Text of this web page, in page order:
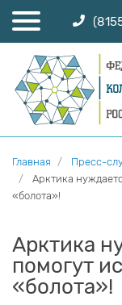
Главная Пресс-
Арктика
«болота»!
Арктика
помогут
«болота»!